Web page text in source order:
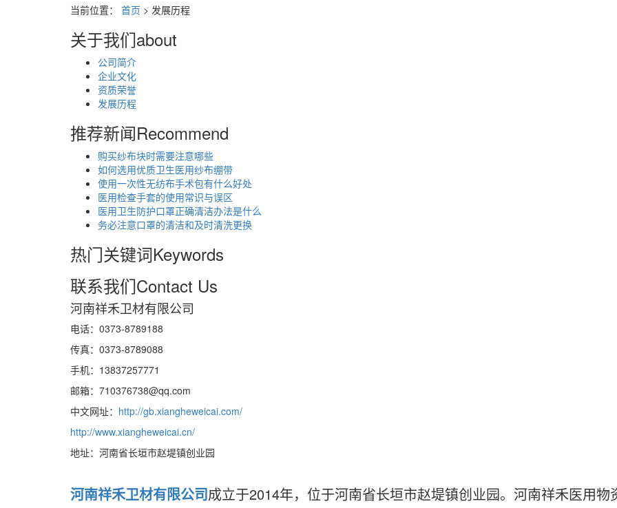
当前位置： 首页 > 发展历程
关于我们about
公司简介
企业文化
资质荣誉
发展历程
推荐新闻Recommend
购买纱布块时需要注意哪些
如何选用优质卫生医用纱布绷带
使用一次性无纺布手术包有什么好处
医用检查手套的使用常识与误区
医用卫生防护口罩正确清洁办法是什么
务必注意口罩的清洁和及时清洗更换
热门关键词Keywords
联系我们Contact Us
河南祥禾卫材有限公司
电话：0373-8789188
传真：0373-8789088
手机：13837257771
邮箱：710376738@qq.com
中文网址： http://gb.xiangheweicai.com/
http://www.xiangheweicai.cn/
地址：河南省长垣市赵堤镇创业园
河南祥禾卫材有限公司成立于2014年，位于河南省长垣市赵堤镇创业园。河南祥禾医用